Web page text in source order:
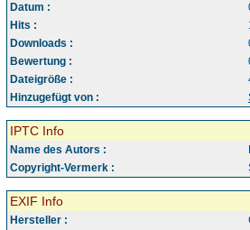
Datum :
Hits :
Downloads :
Bewertung :
Dateigröße :
Hinzugefügt von :
IPTC Info
Name des Autors :
Copyright-Vermerk :
EXIF Info
Hersteller :